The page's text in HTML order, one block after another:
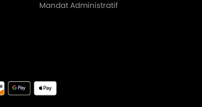
Mandat Administratif